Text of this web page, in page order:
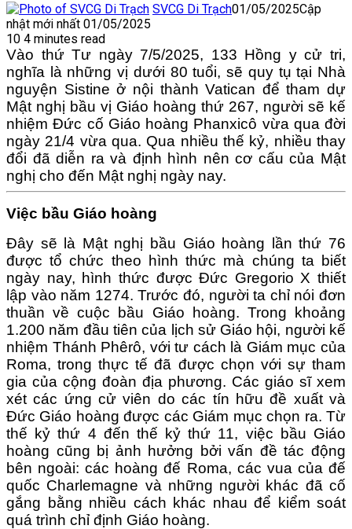
SVCG Di Trạch01/05/2025Cập
nhật mới nhất 01/05/2025
10 4 minutes read
Vào thứ Tư ngày 7/5/2025, 133 Hồng y cử tri,
nghĩa là những vị dưới 80 tuổi, sẽ quy tụ tại Nhà
nguyện Sistine ở nội thành Vatican để tham dự
Mật nghị bầu vị Giáo hoàng thứ 267, người sẽ kế
nhiệm Đức cố Giáo hoàng Phanxicô vừa qua đời
ngày 21/4 vừa qua. Qua nhiều thế kỷ, nhiều thay
đổi đã diễn ra và định hình nên cơ cấu của Mật
nghị cho đến Mật nghị ngày nay.
Việc bầu Giáo hoàng
Đây sẽ là Mật nghị bầu Giáo hoàng lần thứ 76
được tổ chức theo hình thức mà chúng ta biết
ngày nay, hình thức được Đức Gregorio X thiết
lập vào năm 1274. Trước đó, người ta chỉ nói đơn
thuần về cuộc bầu Giáo hoàng. Trong khoảng
1.200 năm đầu tiên của lịch sử Giáo hội, người kế
nhiệm Thánh Phêrô, với tư cách là Giám mục của
Roma, trong thực tế đã được chọn với sự tham
gia của cộng đoàn địa phương. Các giáo sĩ xem
xét các ứng cử viên do các tín hữu đề xuất và
Đức Giáo hoàng được các Giám mục chọn ra. Từ
thế kỷ thứ 4 đến thế kỷ thứ 11, việc bầu Giáo
hoàng cũng bị ảnh hưởng bởi vấn đề tác động
bên ngoài: các hoàng đế Roma, các vua của đế
quốc Charlemagne và những người khác đã cố
gắng bằng nhiều cách khác nhau để kiểm soát
quá trình chỉ định Giáo hoàng.